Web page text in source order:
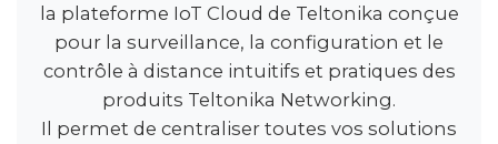
la plateforme IoT Cloud de Teltonika conçue
pour la surveillance, la configuration et le
contrôle à distance intuitifs et pratiques des
produits Teltonika Networking.
Il permet de centraliser toutes vos solutions